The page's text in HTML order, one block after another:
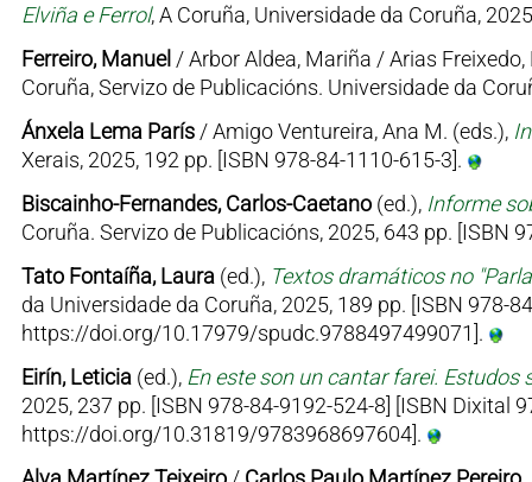
Elviña e Ferrol, A Coruña, Universidade da Coruña,
Ferreiro, Manuel / Arbor Aldea, Mariña / Arias
Coruña, Servizo de Publicacións. Universidade da
Ánxela Lema París/ Amigo Ventureira, Ana M. (eds.),
Xerais, 2025, 192 pp. [ISBN 978-84-1110-615-3].
Biscainho-Fernandes, Carlos-Caetano(ed.), Informe
Coruña. Servizo de Publicacións, 2025, 643 pp.
Tato Fontaíña, Laura (ed.), Textos dramáticos no
da Universidade da Coruña, 2025, 189 pp. [ISBN 978-
https://doi.org/10.17979/spudc.9788497499071].
Eirín, Leticia (ed.), En este son un cantar farei.
2025, 237 pp. [ISBN 978-84-9192-524-8] [ISBN Dixital
https://doi.org/10.31819/9783968697604].